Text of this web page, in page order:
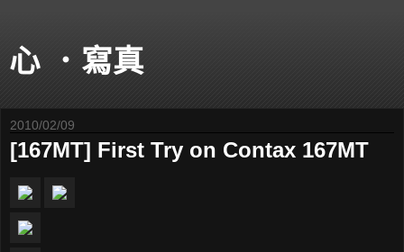
心 ．寫真
2010/02/09
[167MT] First Try on Contax 167MT